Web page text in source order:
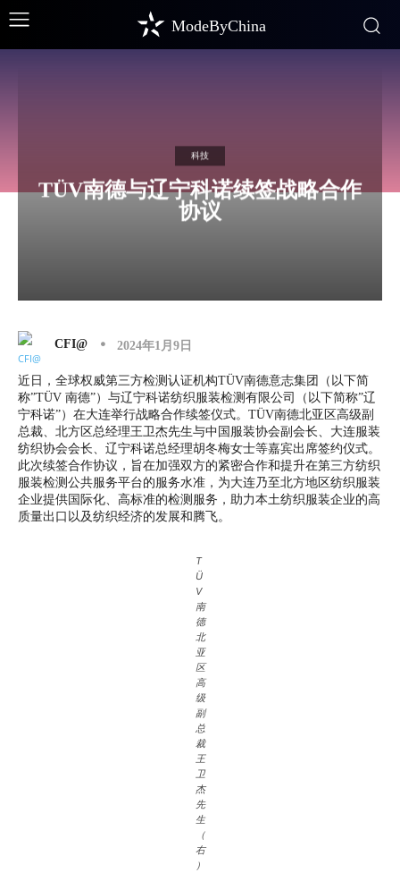
ModeByChina
科技
TÜV南德与辽宁科诺续签战略合作
协议
CFI@ 2024年1月9日
近日，全球权威第三方检测认证机构TÜV南德意志集团（以下简
称”TÜV 南德”）与辽宁科诺纺织服装检测有限公司（以下简称”辽
宁科诺”）在大连举行战略合作续签仪式。TÜV南德北亚区高级副
总裁、北方区总经理王卫杰先生与中国服装协会副会长、大连服装
纺织协会会长、辽宁科诺总经理胡冬梅女士等嘉宾出席签约仪式。
此次续签合作协议，旨在加强双方的紧密合作和提升在第三方纺织
服装检测公共服务平台的服务水准，为大连乃至北方地区纺织服装
企业提供国际化、高标准的检测服务，助力本土纺织服装企业的高
质量出口以及纺织经济的发展和腾飞。
T
Ü
V
南
德
北
亚
区
高
级
副
总
裁
王
卫
杰
先
生
（
右
）